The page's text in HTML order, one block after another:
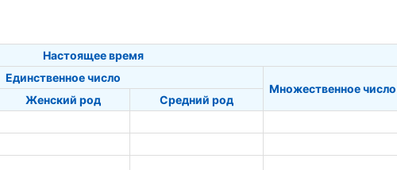
Настоящее время
Единственное число
Множественное число
Женский род
Средний род